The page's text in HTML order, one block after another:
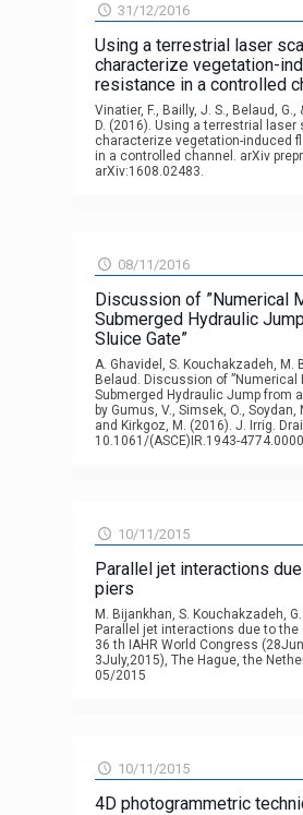
31/12/2016
Using a terrestrial laser
characterize vegetation-
resistance in a controlled
Vinatier, F., Bailly, J. S., Belaud, G.,
D. (2016). Using a terrestrial laser
characterize vegetation-induced
in a controlled channel. arXiv
arXiv:1608.02483.
08/11/2016
Discussion of ”Numerical
Submerged Hydraulic
Sluice Gate”
A. Ghavidel, S. Kouchakzadeh, M.
Belaud. Discussion of ”Numerical
Submerged Hydraulic Jump from
by Gumus, V., Simsek, O., Soydan,
and Kirkgoz, M. (2016). J. Irrig.
10.1061/(ASCE)IR.1943-
10/11/2015
Parallel jet interactions
piers
M. Bijankhan, S. Kouchakzadeh,
Parallel jet interactions due to the
36 th IAHR World Congress
3July,2015), The Hague, the
05/2015
10/11/2015
4D photogrammetric